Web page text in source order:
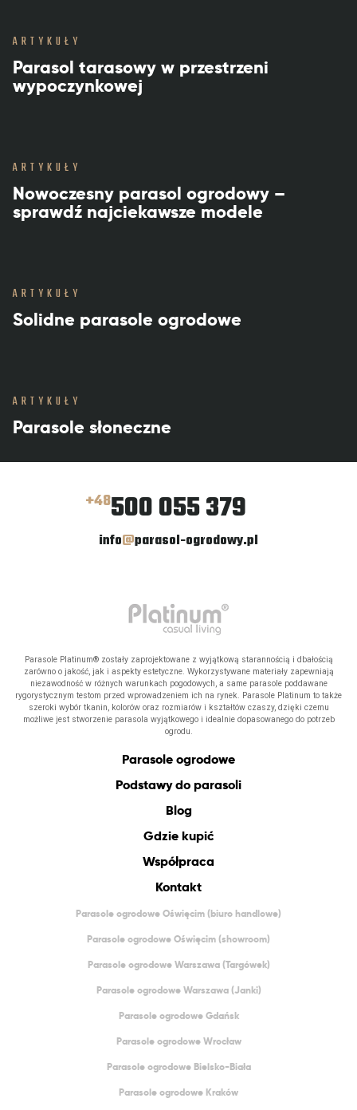
ARTYKUŁY
Parasol tarasowy w przestrzeni
wypoczynkowej
ARTYKUŁY
Nowoczesny parasol ogrodowy –
sprawdź najciekawsze modele
ARTYKUŁY
Solidne parasole ogrodowe
ARTYKUŁY
Parasole słoneczne
+48500 055 379
info@parasol-ogrodowy.pl
Parasole Platinum® zostały zaprojektowane z wyjątkową starannością i dbałością
zarówno o jakość, jak i aspekty estetyczne. Wykorzystywane materiały zapewniają
niezawodność w różnych warunkach pogodowych, a same parasole poddawane
rygorystycznym testom przed wprowadzeniem ich na rynek. Parasole Platinum to także
szeroki wybór tkanin, kolorów oraz rozmiarów i kształtów czaszy, dzięki czemu
możliwe jest stworzenie parasola wyjątkowego i idealnie dopasowanego do potrzeb
ogrodu.
Parasole ogrodowe
Podstawy do parasoli
Blog
Gdzie kupić
Współpraca
Kontakt
Parasole ogrodowe Oświęcim (biuro handlowe)
Parasole ogrodowe Oświęcim (showroom)
Parasole ogrodowe Warszawa (Targówek)
Parasole ogrodowe Warszawa (Janki)
Parasole ogrodowe Gdańsk
Parasole ogrodowe Wrocław
Parasole ogrodowe Bielsko-Biała
Parasole ogrodowe Kraków